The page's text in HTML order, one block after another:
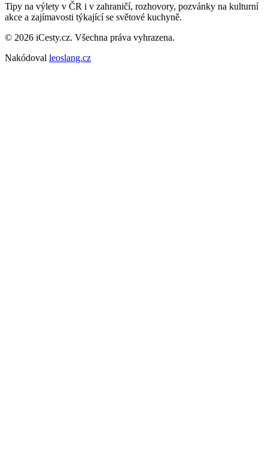
Tipy na výlety v ČR i v zahraničí, rozhovory, pozvánky na kulturní
akce a zajímavosti týkající se světové kuchyně.
© 2026 iCesty.cz. Všechna práva vyhrazena.
Nakódoval leoslang.cz